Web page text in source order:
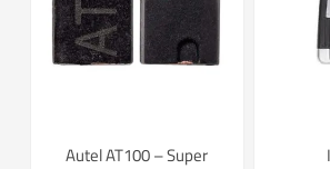
Autel AT100 – Super